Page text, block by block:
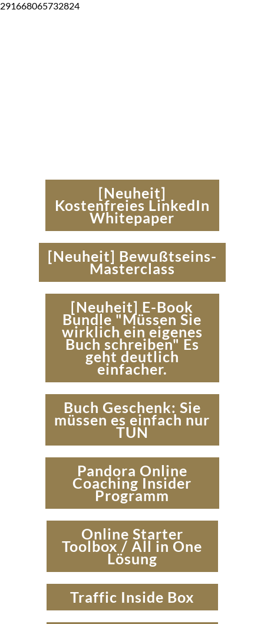
291668065732824
[Neuheit]
Kostenfreies LinkedIn
Whitepaper
[Neuheit] Bewußtseins-
Masterclass
[Neuheit] E-Book
Bundle "Müssen Sie
wirklich ein eigenes
Buch schreiben" Es
geht deutlich
einfacher.
Buch Geschenk: Sie
müssen es einfach nur
TUN
Pandora Online
Coaching Insider
Programm
Online Starter
Toolbox / All in One
Lösung
Traffic Inside Box